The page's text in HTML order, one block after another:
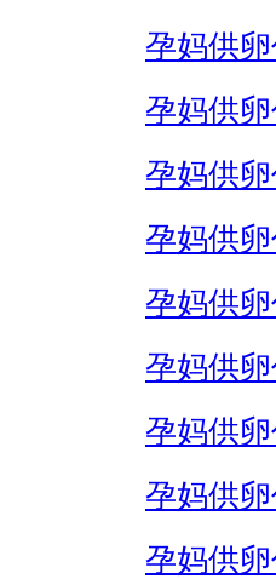
孕妈供
孕妈供
孕妈供
孕妈供
孕妈供
孕妈供
孕妈供
孕妈供
孕妈供